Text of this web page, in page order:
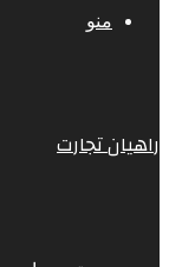
منو
راهیان تجارت